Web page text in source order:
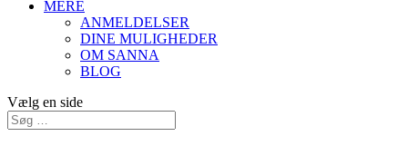
MERE
ANMELDELSER
DINE MULIGHEDER
OM SANNA
BLOG
Vælg en side